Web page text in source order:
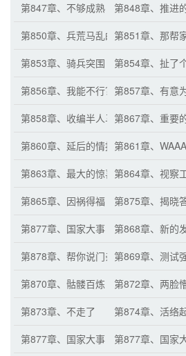
第847章、不够成熟
第848章、推进
第850章、兵荒马乱的城门第851章、那帮
第853章、骑兵突围
第854章、扯了
第856章、我能不行？！第857章、有意
第858章、收编半人马 第867章、重要
第860章、延后的情报（二）
第861章、
第863章、最大的惊喜 第864章、视察
第865章、因祸得福
第875章、揭晓
第877章、国家大事
第868章、新的
第878章、帮你说门亲事第869章、测试
第870章、骷髅百炼
第872章、两脸
第873章、不走了
第874章、活络
第877章、国家大事
第877章、国家